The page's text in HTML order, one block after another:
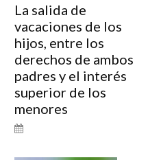
La salida de
vacaciones de los
hijos, entre los
derechos de ambos
padres y el interés
superior de los
menores